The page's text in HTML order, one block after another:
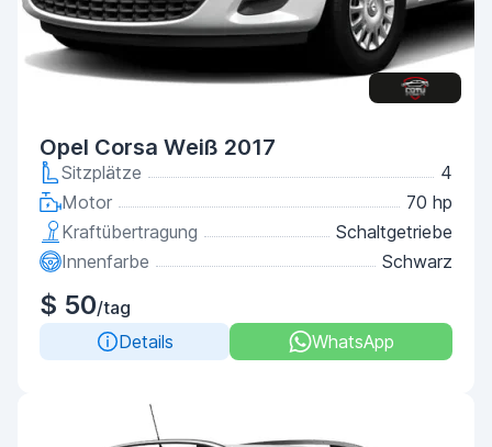
Opel Corsa Weiß 2017
Sitzplätze
4
Motor
70 hp
Kraftübertragung
Schaltgetriebe
Innenfarbe
Schwarz
$ 50/tag
Details
WhatsApp